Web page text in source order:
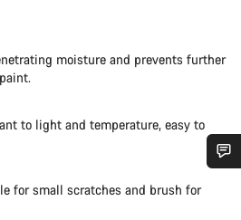
moisture and prevents further
to light and temperature, easy to
for small scratches and brush for